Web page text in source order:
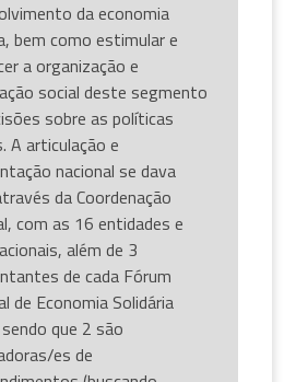
da economia
bem como estimular e
a organização e
social deste segmento
sobre as políticas
A articulação e
nacional se dava
da Coordenação
com as 16 entidades e
além de 3
de cada Fórum
de Economia Solidária
sendo que 2 são
es de